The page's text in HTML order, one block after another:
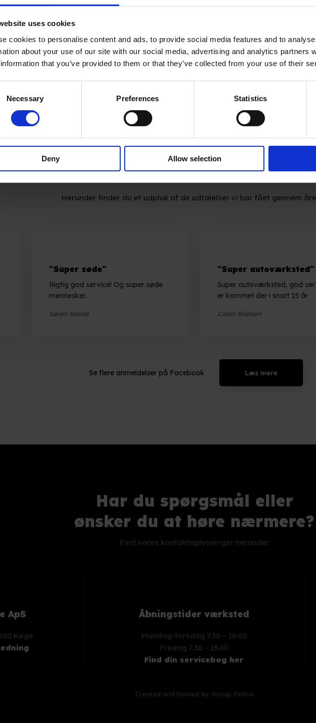
uses cookies
cookies to personalise content and ads, to provide social media features and to
about your use of our site with our social media, advertising and analytics partners
that you’ve provided to them or that they’ve collected from your use of their
Necessary Preferences Statistics
Deny Allow selection
Hvad siger vores kunder
Herunder finder du et udpluk af de udtalelser vi har fået gennem
"Super søde"
Rigtig god service! Og super søde
mennesker.
Søren Nimal
"Super autoværksted"
Super autoværksted, god
er kommet der i snart 15 år
Conni Nielsen
Se flere anmeldelser på Facebook​ Læs mere​
Har du spørgsmål eller
​ønsker du at høre nærmere?
Find vores kontaktoplysninger herunder.
ApS
Køge
Åbningstider værksted
Mandag-torsdag 7.30 – 16.00
​Fredag 7.30 – 15.00
Find din servicebog her
Created and hosted by Group Online